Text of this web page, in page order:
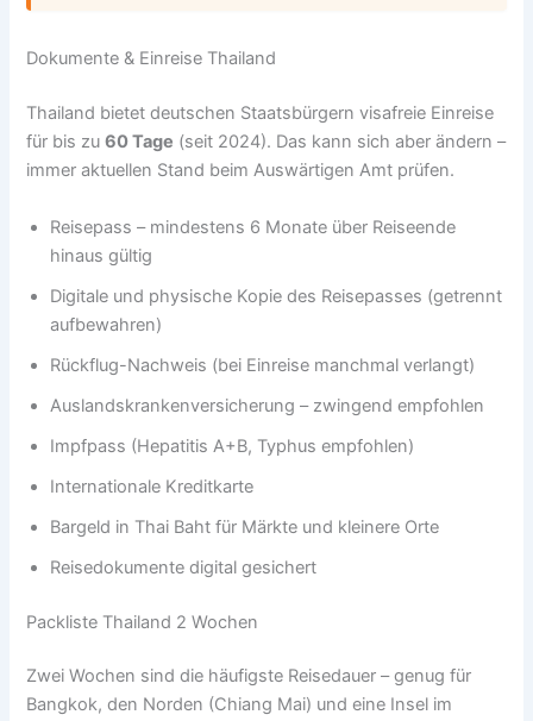
Dokumente & Einreise Thailand
Thailand bietet deutschen Staatsbürgern visafreie Einreise
für bis zu60 Tage (seit 2024). Das kann sich aber ändern –
immer aktuellen Stand beim Auswärtigen Amt prüfen.
Reisepass – mindestens 6 Monate über Reiseende
hinaus gültig
Digitale und physische Kopie des Reisepasses (getrennt
aufbewahren)
Rückflug-Nachweis (bei Einreise manchmal verlangt)
Auslandskrankenversicherung – zwingend empfohlen
Impfpass (Hepatitis A+B, Typhus empfohlen)
Internationale Kreditkarte
Bargeld in Thai Baht für Märkte und kleinere Orte
Reisedokumente digital gesichert
Packliste Thailand 2 Wochen
Zwei Wochen sind die häufigste Reisedauer – genug für
Bangkok, den Norden (Chiang Mai) und eine Insel im